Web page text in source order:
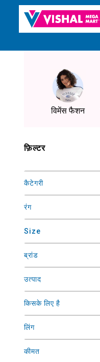
विमेंस फैशन
फ़िल्टर
कैटेगरी
रंग
Size
ब्रांड
उत्पाद
किसके लिए है
लिंग
कीमत